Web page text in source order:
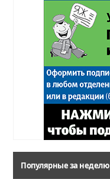
Популярные за неделю